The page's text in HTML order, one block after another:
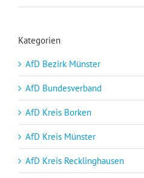
Kategorien
AfD Bezirk Münster
AfD Bundesverband
AfD Kreis Borken
AfD Kreis Münster
AfD Kreis Recklinghausen